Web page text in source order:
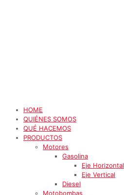
HOME
QUIÉNES SOMOS
QUÉ HACEMOS
PRODUCTOS
Motores
Gasolina
Eje Horizontal
Eje Vertical
Diesel
Motobombas